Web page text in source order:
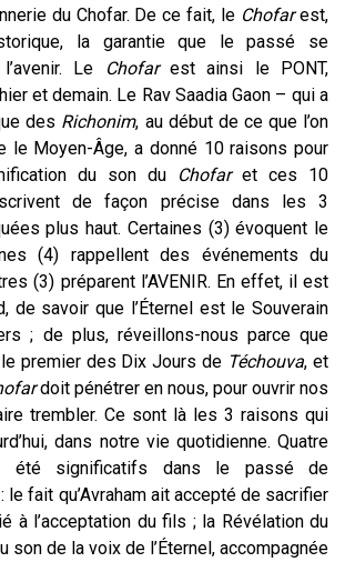
du Chofar. De ce fait, le Chofarest,
la garantie que le passé se
Le
Chofarest ainsi le PONT,
hieretdemain. Le Rav Saadia Gaon – qui a
des Richonim, au début de ce que l’on
le Moyen-Âge, a donné 10raisons pour
du son du
Chofaret ces 10
de façon précise dans les 3
plus haut. Certaines (3) évoquent le
(4) rappellent des événements du
(3) préparent l’AVENIR. En effet, il est
de savoir que l’Éternel est le Souverain
; de plus, réveillons-nous parce que
le premier des Dix Jours de Téchouva, et
doit pénétrer en nous, pour ouvrir nos
trembler. Ce sont là les 3 raisons qui
dans notre vie quotidienne. Quatre
été significatifs dans le passé de
le fait qu’Avraham ait accepté de sacrifier
à l’acceptation du fils ; la Révélation du
son de la voix de l’Éternel, accompagnée